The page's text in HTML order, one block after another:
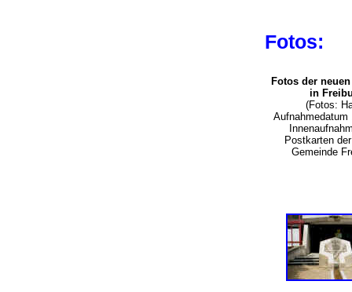
Fotos:
Fotos der
in
(Fotos:
Aufnahmedatum
Postkarten
Gemeinde